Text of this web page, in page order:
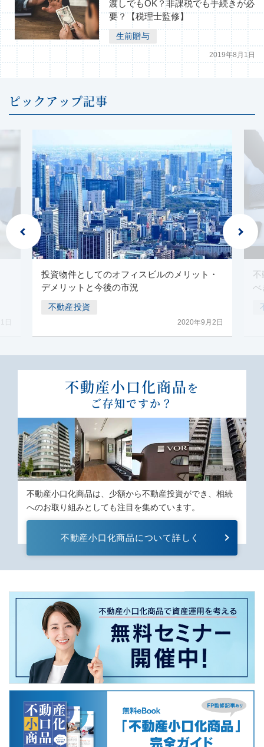
渡しでもOK？非課税でも手続きが必
要？【税理士監修】
生前贈与
2019年8月1日
ピックアップ記事
投資物件としてのオフィスビルのメリット・
デメリットと今後の市況
不動産投資
2020年9月2日
不
べ
不動産⼩⼝化商品を
ご存知ですか？
不動産⼩⼝化商品は、少額から不動産投資ができ、相続
へのお取り組みとしても注⽬を集めています。
不動産⼩⼝化商品について詳しく